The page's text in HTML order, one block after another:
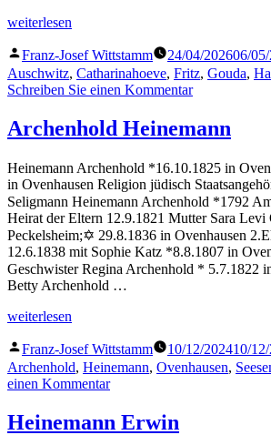
„Heinemann
weiterlesen
Veröffentlicht
von
Franz-Josef Wittstamm 24/04/202606/
Auschwitz, Catharinahoeve, Fritz, Gouda,
Schreiben Sie einen Kommentarzu
Archenhold Heinemann
Heinemann Archenhold *16.10.1825 in
in Ovenhausen Religion jüdisch
Seligmann Heinemann Archenhold *1792
Heirat der Eltern 12.9.1821 Mutter Sara
Peckelsheim;✡ 29.8.1836 in Ovenhausen
12.6.1838 mit Sophie Katz *8.8.1807 in
Geschwister Regina Archenhold * 5.7.1822
Betty Archenhold …
„Archenhold
weiterlesen
Veröffentlicht
von
Franz-Josef Wittstamm 10/12/202410/
Archenhold, Heinemann, Ovenhausen,
einen Kommentarzu
Heinemann
Heinemann Erwin